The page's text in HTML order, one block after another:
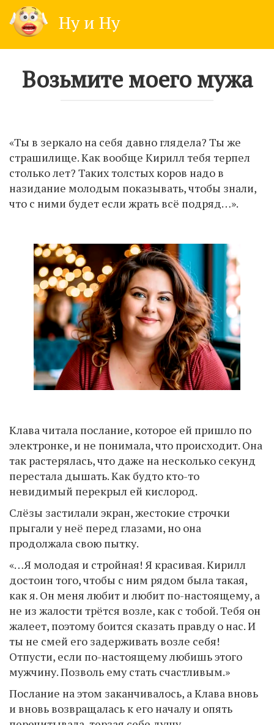
content
Ну и Ну
Возьмите моего мужа
«Ты в зеркало на себя давно глядела? Ты же
страшилище. Как вообще Кирилл тебя терпел
столько лет? Таких толстых коров надо в
назидание молодым показывать, чтобы знали,
что с ними будет если жрать всё подряд…».
Клава читала послание, которое ей пришло по
электронке, и не понимала, что происходит. Она
так растерялась, что даже на несколько секунд
перестала дышать. Как будто кто-то
невидимый перекрыл ей кислород.
Слёзы застилали экран, жестокие строчки
прыгали у неё перед глазами, но она
продолжала свою пытку.
«…Я молодая и стройная! Я красивая. Кирилл
достоин того, чтобы с ним рядом была такая,
как я. Он меня любит и любит по-настоящему, а
не из жалости трётся возле, как с тобой. Тебя он
жалеет, поэтому боится сказать правду о нас. И
ты не смей его задерживать возле себя!
Отпусти, если по-настоящему любишь этого
мужчину. Позволь ему стать счастливым.»
Послание на этом заканчивалось, а Клава вновь
и вновь возвращалась к его началу и опять